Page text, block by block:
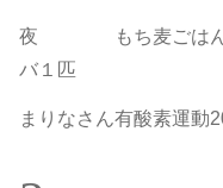
夜 もち麦ごはん
バ１匹
まりなさん有酸素運